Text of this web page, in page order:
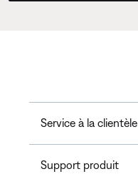
Service à la clientèle
Support produit